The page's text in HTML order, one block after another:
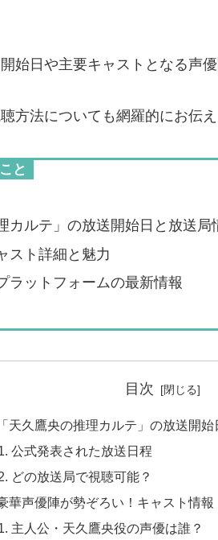
始日や主要キャストとなる声
方法についても網羅的にお伝
と
カルテ」の放送開始日と放送局
スト詳細と魅力
ラットフォームの最新情報
目次
「天久鷹央の推理カルテ」の放送開始
公式発表された放送日程
どの放送局で視聴可能？
華声優陣が勢ぞろい！キャスト情報
主人公・天久鷹央役の声優は誰？